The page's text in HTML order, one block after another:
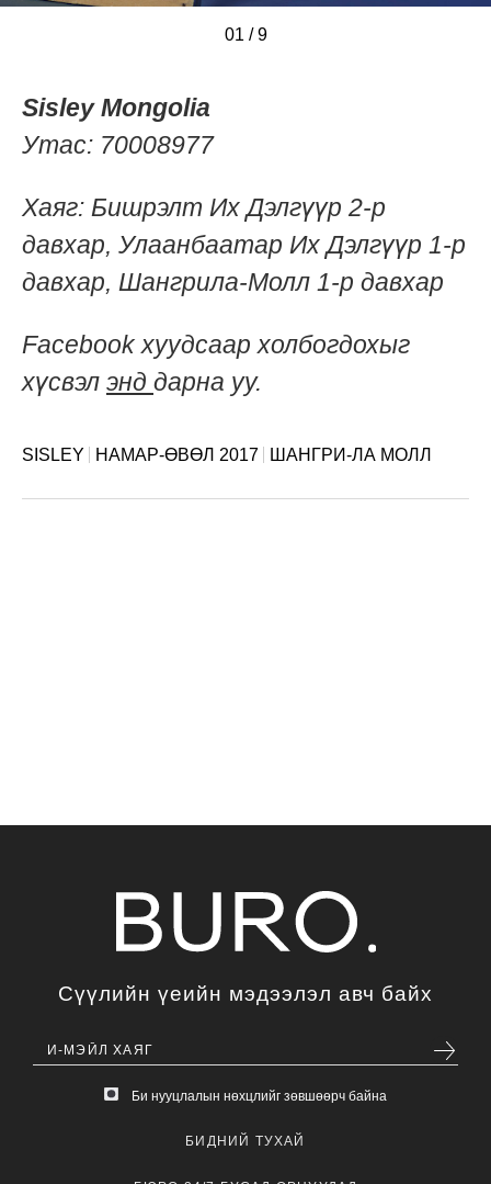
01 / 9
////////
Sisley Mongolia
Утас: 70008977
Хаяг: Бишрэлт Их Дэлгүүр 2-р
давхар, Улаанбаатар Их Дэлгүүр 1-р
давхар, Шангрила-Молл 1-р давхар
Facebook хуудсаар холбогдохыг
хүсвэл энд дарна уу.
SISLEY НАМАР-ӨВӨЛ 2017 ШАНГРИ-ЛА МОЛЛ
Сүүлийн үеийн мэдээлэл авч байх
Би нууцлалын нөхцлийг зөвшөөрч байна
БИДНИЙ ТУХАЙ